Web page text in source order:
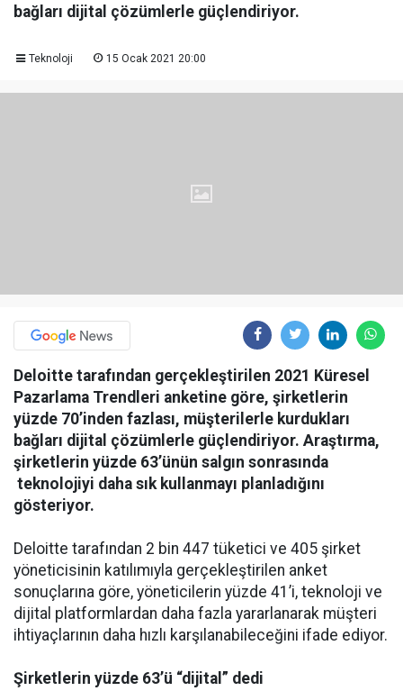
bağları dijital çözümlerle güçlendiriyor.
Teknoloji 15 Ocak 2021 20:00
Deloitte tarafından gerçekleştirilen 2021 Küresel
Pazarlama Trendleri anketine göre, şirketlerin
yüzde 70’inden fazlası, müşterilerle kurdukları
bağları dijital çözümlerle güçlendiriyor. Araştırma,
şirketlerin yüzde 63’ünün salgın sonrasında
teknolojiyi daha sık kullanmayı planladığını
gösteriyor.
Deloitte tarafından 2 bin 447 tüketici ve 405 şirket
yöneticisinin katılımıyla gerçekleştirilen anket
sonuçlarına göre, yöneticilerin yüzde 41’i, teknoloji ve
dijital platformlardan daha fazla yararlanarak müşteri
ihtiyaçlarının daha hızlı karşılanabileceğini ifade ediyor.
Şirketlerin yüzde 63’ü “dijital” dedi